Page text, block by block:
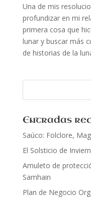
Una de mis
profundizar en mi
primera cosa que
lunar y buscar más
de historias de la
Entradas
Saúco: Folclore,
El Solsticio de
Amuleto de
Samhain
Plan de Negocio